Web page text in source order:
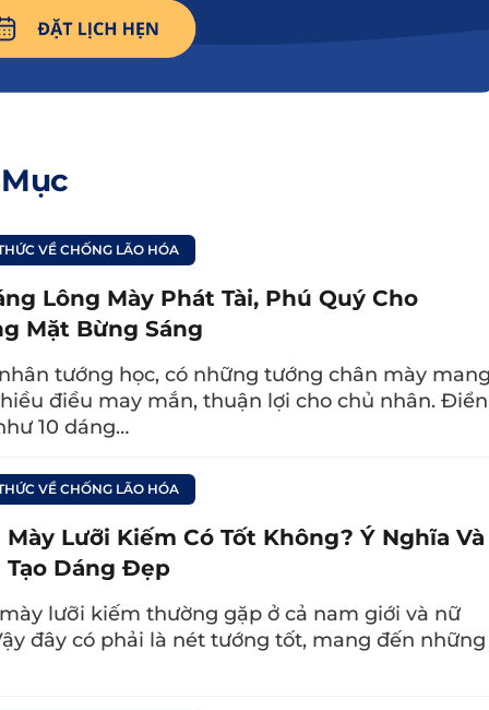
và hỗ trợ giảm quầng thâm, bọng mắt hiệu quả.
sóc vùng da mắt hiệu quả, ngăn
mặt nạ mắt phù hợp
tối ưu, bạn cần lựa chọn sản phẩm
khi chọn mặt nạ vùng mắt bạn nên quan tâm:
chọn mặt nạ vùng mắt chứa các thành
Nếu da dầu, hãy chọn mặt nạ cho mắt
VỀ CHỐNG LÃO HÓA
Lông Mày Phát Tài, Phú Quý Cho
Mặt Bừng Sáng
tướng học, có những tướng chân mày
điều may mắn, thuận lợi cho chủ nhân. Điển
10 dáng…
VỀ CHỐNG LÃO HÓA
Mày Lưỡi Kiếm Có Tốt Không? Ý Nghĩa Và
Tạo Dáng Đẹp
lưỡi kiếm thường gặp ở cả nam giới và nữ
đây có phải là nét tướng tốt, mang đến những